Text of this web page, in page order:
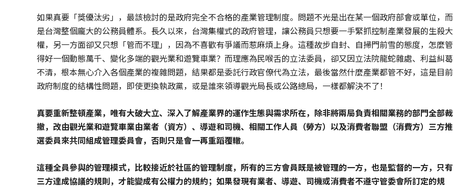
如果真要「獎優汰劣」，最該檢討的是政府完全不合格的產業管理制度。問題不光是出在某一個政府部會或單位，而
是台灣整個龐大的公務員體系。長久以來，台灣集權式的政府管理，讓公務員只想要一手緊抓控制產業發展的生殺大
權，另一方面卻又只想「管而不理」，因為不喜歡有爭議而惹麻煩上身。這種故步自封、自掃門前雪的態度，怎麼管
得好一個動態萬千、變化多端的觀光業和遊覽車業？而理應為民喉舌的立法委員，卻又因立法院龍蛇雜處、利益糾葛
不清，根本無心介入各個產業的複雜問題，結果都是委託行政官僚代為立法，最後當然什麼產業都管不好，這是目前
政府制度的結構性問題，即使更換執政黨，或是誰來領導觀光局長或公路總局，一樣都解決不了！
真要重新整頓產業，唯有大破大立、深入了解產業界的運作生態與需求所在，除非將兩局負責相關業務的部門全部裁
撤，改由觀光業和遊覽車業由業者（資方）、導遊和司機、相關工作人員（勞方）以及消費者聯盟（消費方）三方推
選委員來共同組成管理委員會，否則只是會一再重蹈覆轍。
這種全員參與的管理模式，比較接近於社區的管理制度，所有的三方會員既是被管理的一方，也是監督的一方，只有
三方達成協議的規則，才能變成有公權力的規約；如果發現有業者、導遊、司機或消費者不遵守管委會所訂定的規